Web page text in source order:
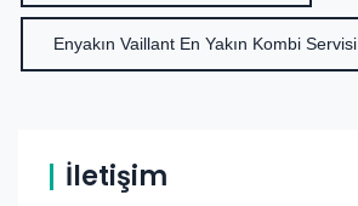
Enyakın Vaillant En Yakın Kombi Servisi
İletişim